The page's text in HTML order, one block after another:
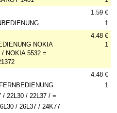
1.59 €
1
NOKIA
NOKIA 5532 =
4.48 €
1
/ 22L30 / 22L37 / =
/ 26L37 / 24K77
4.48 €
1